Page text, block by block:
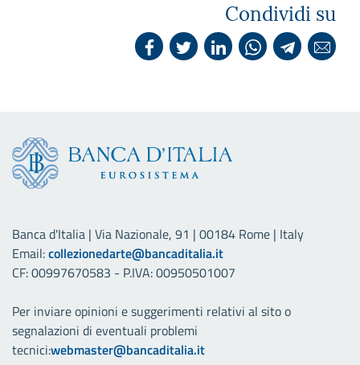
Condividi su
Banca d'Italia | Via Nazionale, 91 | 00184 Rome | Italy
Email:collezionedarte@bancaditalia.it
CF: 00997670583 - P.IVA: 00950501007
Per inviare opinioni e suggerimenti relativi al sito o
segnalazioni di eventuali problemi
tecnici:webmaster@bancaditalia.it